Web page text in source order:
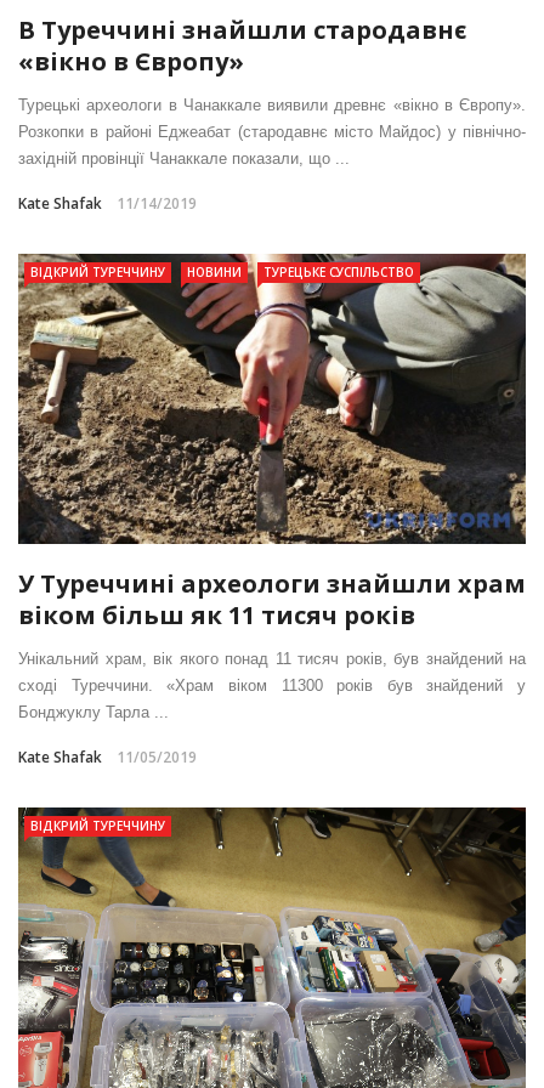
В Туреччині знайшли стародавнє
«вікно в Європу»
Турецькі археологи в Чанаккале виявили древнє «вікно в Європу».
Розкопки в районі Еджеабат (стародавнє місто Майдос) у північно-
західній провінції Чанаккале показали, що ...
Kate Shafak 11/14/2019
ВІДКРИЙ ТУРЕЧЧИНУ НОВИНИ ТУРЕЦЬКЕ СУСПІЛЬСТВО
У Туреччині археологи знайшли храм
віком більш як 11 тисяч років
Унікальний храм, вік якого понад 11 тисяч років, був знайдений на
сході Туреччини. «Храм віком 11300 років був знайдений у
Бонджуклу Тарла ...
Kate Shafak 11/05/2019
ВІДКРИЙ ТУРЕЧЧИНУ